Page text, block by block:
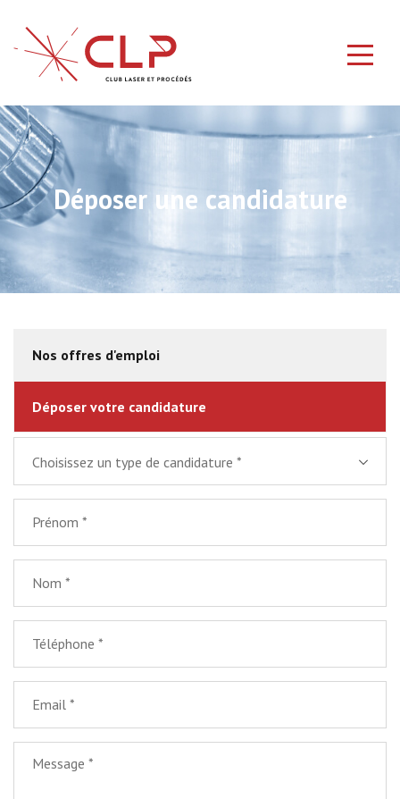
Déposer une candidature
Nos offres d'emploi
Déposer votre candidature